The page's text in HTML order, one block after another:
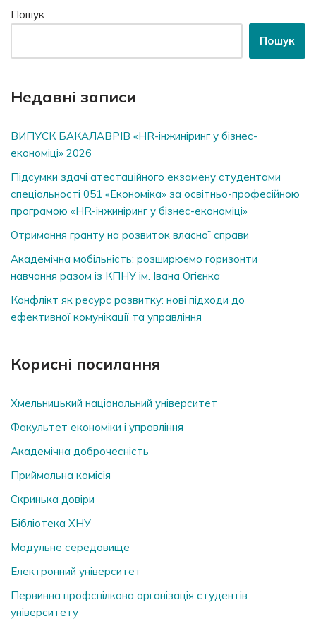
Пошук
Пошук
Недавні записи
ВИПУСК БАКАЛАВРІВ «HR-інжиніринг у бізнес-
економіці» 2026
Підсумки здачі атестаційного екзамену студентами
спеціальності 051 «Економіка» за освітньо-професійною
програмою «HR-інжиніринг у бізнес-економіці»
Отримання гранту на розвиток власної справи
Академічна мобільність: розширюємо горизонти
навчання разом із КПНУ ім. Івана Огієнка
Конфлікт як ресурс розвитку: нові підходи до
ефективної комунікації та управління
Корисні посилання
Хмельницький національний університет
Факультет економіки і управління
Академічна доброчесність
Приймальна комісія
Скринька довiри
Бібліотека ХНУ
Модульне середовище
Електронний університет
Первинна профспілкова організація студентів
університету